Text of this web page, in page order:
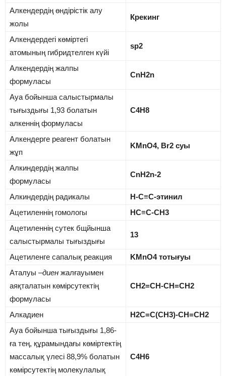
Алкендердің өндірістік алу
жолы
Крекинг
Алкендердегі көміртегі
атомының гибридтелген күйі
sp2
Алкендердің жалпы
формуласы
CnH2n
Ауа бойынша салыстырмалы
тығыздығы 1,93 болатын
алкеннің формуласы
С4Н8
Алкендерге реагент болатын
жұп
KMnO4, Br2 суы
Алкиндердің жалпы
формуласы
CnH2n-2
Алкиндердің радикалы
Н-С≡С-этинил
Ацетиленнің гомологы
НС≡С-СН3
Ацетиленнің сутек бщйынша
салыстырмалы тығыздығы
13
Ацетиленге сапалық реакция
KMnO4 тотығуы
Аталуы –диен жалғауымен
аяқталатын көмірсутектің
формуласы
СН2=СН-СН=СН2
Алкадиен
Н2С=С(СН3)-СН=СН2
Ауа бойынша тығыздығы 1,86-
ға тең, құрамындағы көміртектің
массалық үлесі 88,9% болатын
көмірсутектің молекулалық
С4Н6